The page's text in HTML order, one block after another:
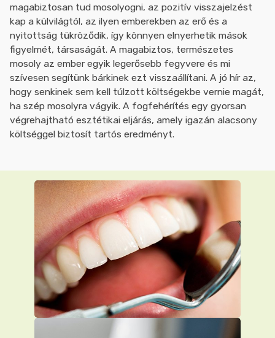
magabiztosan tud mosolyogni, az pozitív visszajelzést
kap a külvilágtól, az ilyen emberekben az erő és a
nyitottság tükröződik, így könnyen elnyerhetik mások
figyelmét, társaságát. A magabiztos, természetes
mosoly az ember egyik legerősebb fegyvere és mi
szívesen segítünk bárkinek ezt visszaállítani. A jó hír az,
hogy senkinek sem kell túlzott költségekbe vernie magát,
ha szép mosolyra vágyik. A fogfehérítés egy gyorsan
végrehajtható esztétikai eljárás, amely igazán alacsony
költséggel biztosít tartós eredményt.